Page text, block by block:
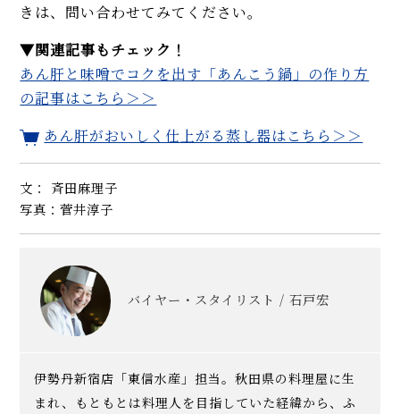
きは、問い合わせてみてください。
▼関連記事もチェック！
あん肝と味噌でコクを出す「あんこう鍋」の作り方
の記事はこちら＞＞
あん肝がおいしく仕上がる蒸し器はこちら＞＞
文： 斉田麻理子
写真：菅井淳子
バイヤー・スタイリスト / 石戸宏
伊勢丹新宿店「東信水産」担当。秋田県の料理屋に生
まれ、もともとは料理人を目指していた経緯から、ふ